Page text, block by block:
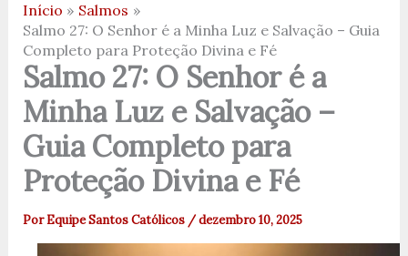
Início
Salmos
Salmo 27: O Senhor é a Minha Luz e Salvação – Guia
Completo para Proteção Divina e Fé
Salmo 27: O Senhor é a
Minha Luz e Salvação –
Guia Completo para
Proteção Divina e Fé
PorEquipe Santos Católicos /dezembro 10, 2025